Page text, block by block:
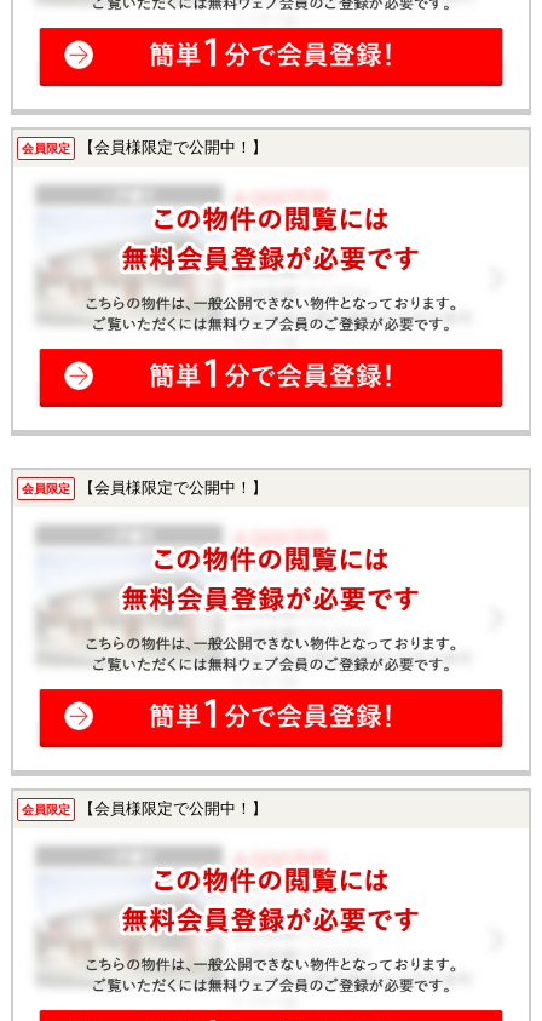
会員限定 【会員様限定で公開中！】
会員限定 【会員様限定で公開中！】
会員限定 【会員様限定で公開中！】